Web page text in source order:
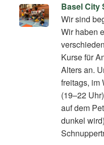
Basel City
Wir sind
Wir haben
Kurse für
Alters an.
freitags, im
(19–22
auf dem
dunkel